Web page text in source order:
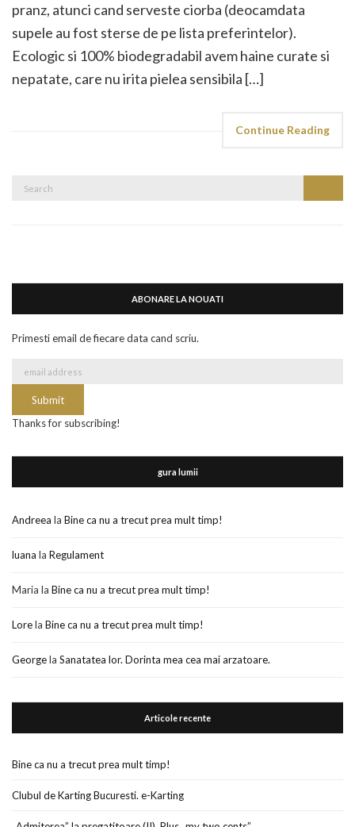
pranz, atunci cand serveste ciorba (deocamdata
supele au fost sterse de pe lista preferintelor).
Ecologic si 100% biodegradabil avem haine curate si
nepatate, care nu irita pielea sensibila […]
Continue Reading
ABONARE LA NOUATI
Primesti email de fiecare data cand scriu.
Thanks for subscribing!
gura lumii
Andreea la Bine ca nu a trecut prea mult timp!
luana la Regulament
Maria la Bine ca nu a trecut prea mult timp!
Lorela Bine ca nu a trecut prea mult timp!
Georgela Sanatatea lor. Dorinta mea cea mai arzatoare.
Articole recente
Bine ca nu a trecut prea mult timp!
Clubul de Karting Bucuresti. e-Karting